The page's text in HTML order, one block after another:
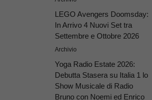
LEGO Avengers Doomsday:
In Arrivo 4 Nuovi Set tra
Settembre e Ottobre 2026
Archivio
Yoga Radio Estate 2026:
Debutta Stasera su Italia 1 lo
Show Musicale di Radio
Bruno con Noemi ed Enrico